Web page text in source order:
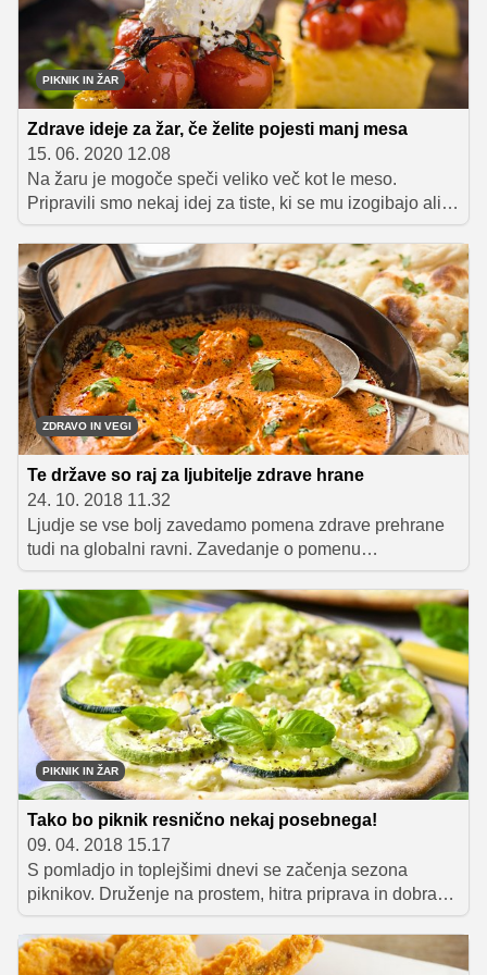
piknika.
PIKNIK IN ŽAR
Zdrave ideje za žar, če želite pojesti manj mesa
15. 06. 2020 12.08
Na žaru je mogoče speči veliko več kot le meso.
Pripravili smo nekaj idej za tiste, ki se mu izogibajo ali
ga želijo pojesti manj, predvsem pa bi se radi
prehranjevali raznovrstno in čim bolj zdravo.
ZDRAVO IN VEGI
Te države so raj za ljubitelje zdrave hrane
24. 10. 2018 11.32
Ljudje se vse bolj zavedamo pomena zdrave prehrane
tudi na globalni ravni. Zavedanje o pomenu
kakovostnih, lokalno pridelanih in sezonskih sestavin je
na srečo vse večje, to pa obenem pomeni tudi, da zdravi
obroki postajajo vse manj dolgočasni in enolični –
inspiracijo namreč lahko črpamo praktično z vseh
kontinentov sveta. Predstavljamo vam deset držav,
katerih kulinarika temelji na zdravih jedeh, ki jih boste
zlahka vključili v svoj jedilnik.
PIKNIK IN ŽAR
Tako bo piknik resnično nekaj posebnega!
09. 04. 2018 15.17
S pomladjo in toplejšimi dnevi se začenja sezona
piknikov. Druženje na prostem, hitra priprava in dobra
hrana so zgolj nekateri razlogi, zaradi katerih je peka na
žaru v sončnih dneh tako priljubljena. V članku vam
ponujamo nekaj odličnih nasvetov, ki jih je dobro